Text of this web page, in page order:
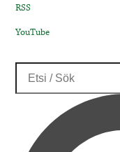
RSS
YouTube